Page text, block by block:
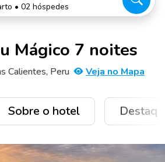
• 02 hóspedes
Mágico 7 noites
Calientes, Peru Veja no Mapa
Sobre o hotel